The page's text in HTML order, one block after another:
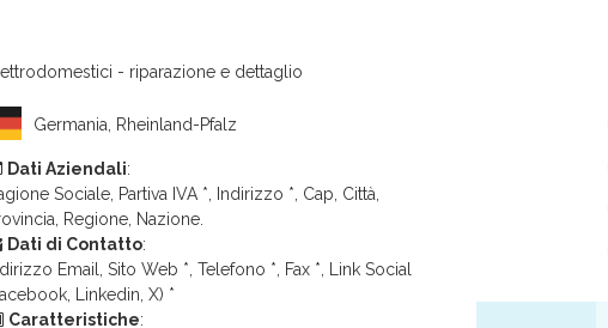
- riparazione e dettaglio
Germania, Rheinland-Pfalz
Dati Aziendali:
Sociale, Partiva IVA *, Indirizzo *, Cap, Città,
Regione, Nazione.
Dati di Contatto:
Email, Sito Web *, Telefono *, Fax *, Link Social
Linkedin, X) *
Caratteristiche: